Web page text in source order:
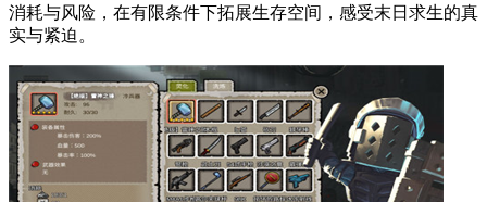
消耗与风险，在有限条件下拓展生存空间，感受末日求生的真
实与紧迫。